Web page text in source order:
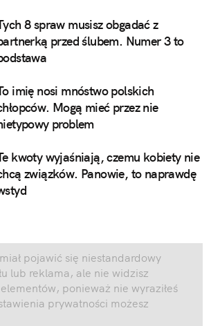
8 spraw musisz obgadać z
przed ślubem. Numer 3 to
imię nosi mnóstwo polskich
Mogą mieć przez nie
problem
kwoty wyjaśniają, czemu kobiety nie
związków. Panowie, to naprawdę
pojawić się niestandardowy
lub reklama, ale nie widzisz
ponieważ nie wyraziłeś
prywatności możesz